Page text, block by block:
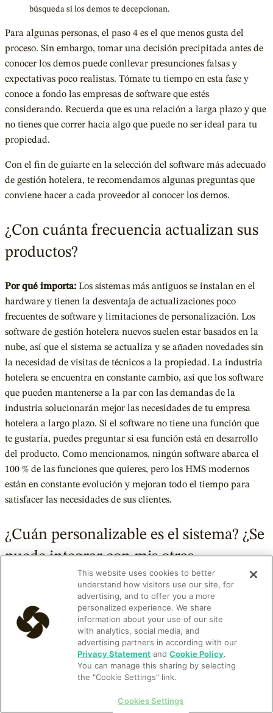
búsqueda si los demos te decepcionan.
Para algunas personas, el paso 4 es el que menos gusta del
proceso. Sin embargo, tomar una decisión precipitada antes de
conocer los demos puede conllevar presunciones falsas y
expectativas poco realistas. Tómate tu tiempo en esta fase y
conoce a fondo las empresas de software que estés
considerando. Recuerda que es una relación a larga plazo y que
no tienes que correr hacia algo que puede no ser ideal para tu
propiedad.
Con el fin de guiarte en la selección del software más adecuado
de gestión hotelera, te recomendamos algunas preguntas que
conviene hacer a cada proveedor al conocer los demos.
¿Con cuánta frecuencia actualizan sus
productos?
Por qué importa: Los sistemas más antiguos se instalan en el
hardware y tienen la desventaja de actualizaciones poco
frecuentes de software y limitaciones de personalización. Los
software de gestión hotelera nuevos suelen estar basados en la
nube, así que el sistema se actualiza y se añaden novedades sin
la necesidad de visitas de técnicos a la propiedad. La industria
hotelera se encuentra en constante cambio, así que los software
que pueden mantenerse a la par con las demandas de la
industria solucionarán mejor las necesidades de tu empresa
hotelera a largo plazo. Si el software no tiene una función que
te gustaría, puedes preguntar si esa función está en desarrollo
del producto. Como mencionamos, ningún software abarca el
100 % de las funciones que quieres, pero los HMS modernos
están en constante evolución y mejoran todo el tiempo para
satisfacer las necesidades de sus clientes.
¿Cuán personalizable es el sistema? ¿Se
puede integrar con mis otras
herramientas?
Por qué importa:
Todas las propiedades son diferentes. Cada
empresa tiene necesidades particulares. Por eso es importante
que el software de gestión hotelera sea flexible y personalizable.
Incluso al seleccionar una suite de gestión hotelera que atiende
la mayoría de tus necesidades, conviene conocer la flexibilidad
This website uses cookies to better
understand how visitors use our site, for
advertising, and to offer you a more
personalized experience. We share
information about your use of our site
with analytics, social media, and
advertising partners in according with our
Privacy Statement andCookie Policy.
You can manage this sharing by selecting
the "Cookie Settings" link.
Cookies Settings